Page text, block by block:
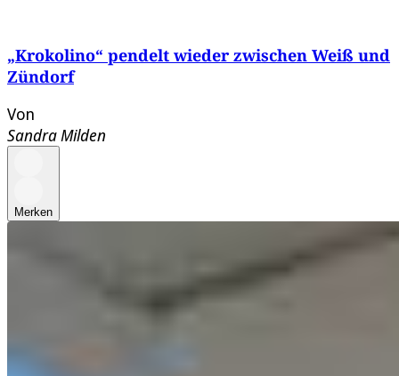
„Krokolino“ pendelt wieder zwischen Weiß und
Zündorf
Von
Sandra Milden
Merken